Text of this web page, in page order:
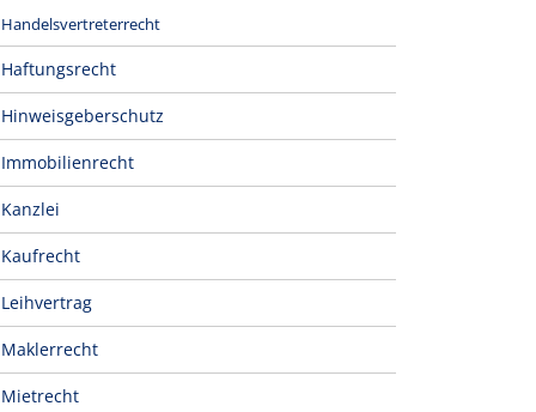
Handelsvertreterrecht
Haftungsrecht
Hinweisgeberschutz
Immobilienrecht
Kanzlei
Kaufrecht
Leihvertrag
Maklerrecht
Mietrecht